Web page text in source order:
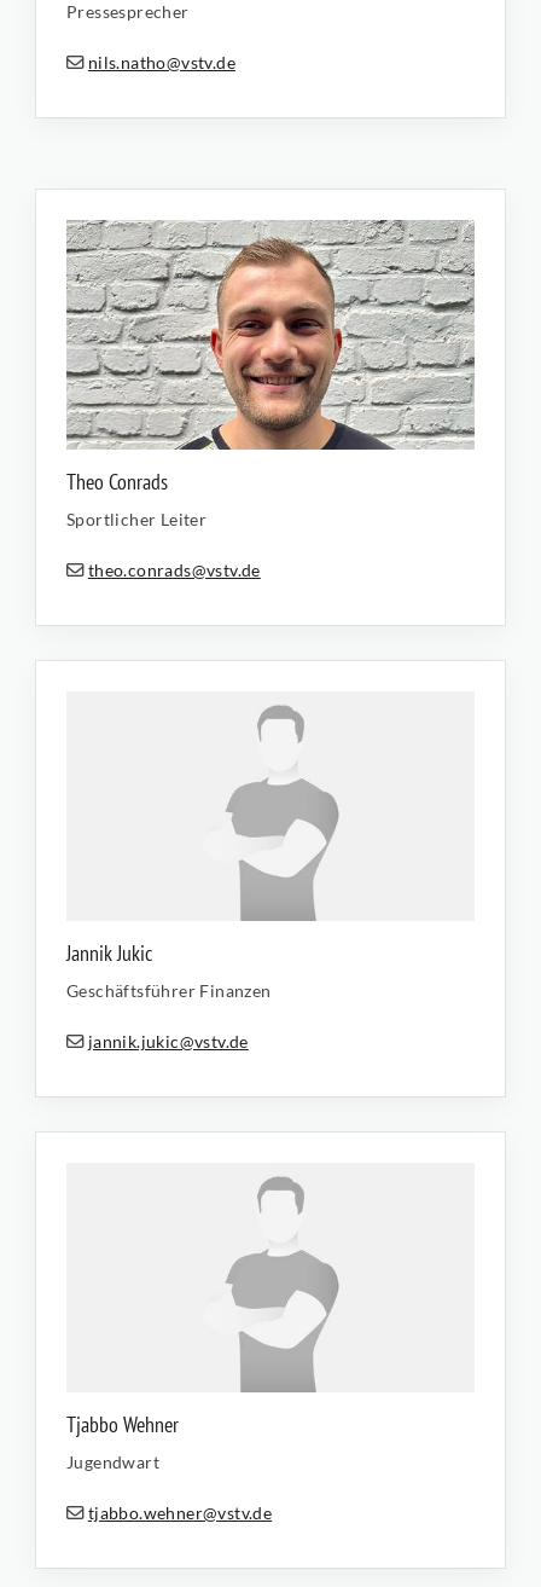
Pressesprecher
nils.natho@vstv.de
Theo Conrads
Sportlicher Leiter
theo.conrads@vstv.de
Jannik Jukic
Geschäftsführer Finanzen
jannik.jukic@vstv.de
Tjabbo Wehner
Jugendwart
tjabbo.wehner@vstv.de